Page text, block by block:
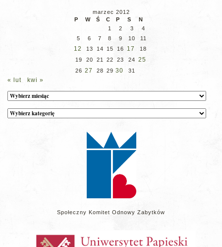
marzec 2012
P
W Ś C P S
N
1
2 3
4
5
6 7 8 9 10 11
12 13 14 15 16 17
18
19
20 21 22 23 24 25
26 27 28 29 30 31
« lut kwi »
Archiwum
Kategorie
wpisów
Społeczny Komitet Odnowy Zabytków